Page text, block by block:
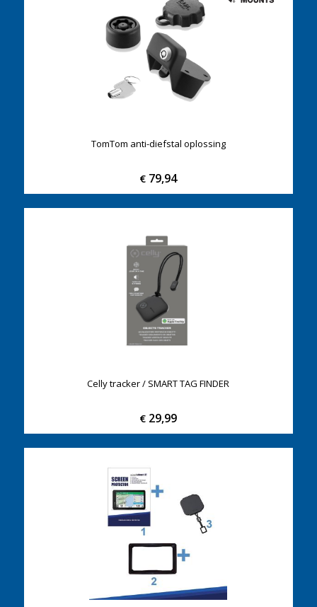
TomTom anti-diefstal oplossing
€ 79,94
Celly tracker / SMART TAG FINDER
€ 29,99